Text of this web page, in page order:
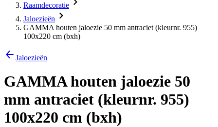
Raamdecoratie
Jaloezieën
GAMMA houten jaloezie 50 mm antraciet (kleurnr. 955)
100x220 cm (bxh)
Jaloezieën
GAMMA houten jaloezie 50
mm antraciet (kleurnr. 955)
100x220 cm (bxh)